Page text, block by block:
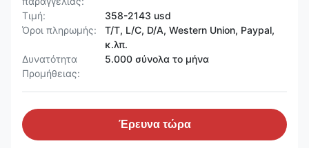
Τιμή:
358-2143 usd
Όροι πληρωμής:
T/T, L/C, D/A, Western Union, Paypal,
κ.λπ.
Δυνατότητα
Προμήθειας:
5.000 σύνολα το μήνα
Έρευνα τώρα